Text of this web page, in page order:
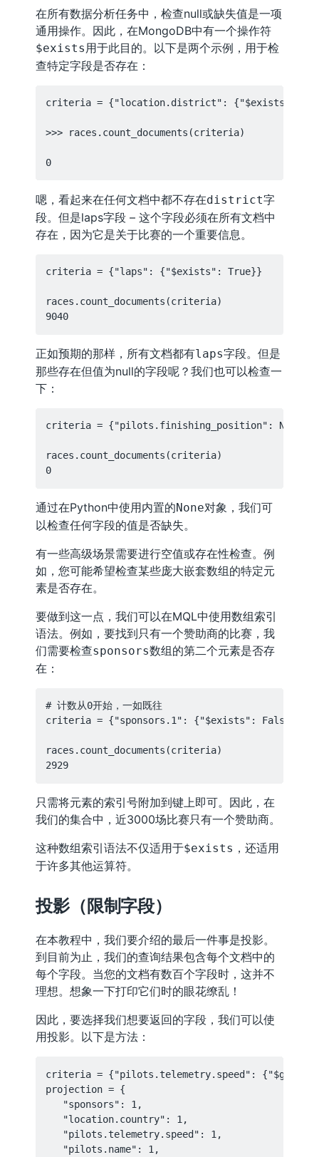
在所有数据分析任务中，检查null或缺失值是一项
通用操作。因此，在MongoDB中有一个操作符
$exists 用于此目的。以下是两个示例，用于检
查特定字段是否存在：
criteria = {"location.district": {"$exists":
>>> races.count_documents(criteria)
嗯，看起来在任何文档中都不存在district字
段。但是laps字段 – 这个字段必须在所有文档中
存在，因为它是关于比赛的一个重要信息。
criteria = {"laps": {"$exists": True}}
races.count_documents(criteria)
正如预期的那样，所有文档都有laps字段。但是
那些存在但值为null的字段呢？我们也可以检查一
下：
criteria = {"pilots.finishing_position": None}
races.count_documents(criteria)
通过在Python中使用内置的None对象，我们可
以检查任何字段的值是否缺失。
有一些高级场景需要进行空值或存在性检查。例
如，您可能希望检查某些庞大嵌套数组的特定元
素是否存在。
要做到这一点，我们可以在MQL中使用数组索引
语法。例如，要找到只有一个赞助商的比赛，我
们需要检查sponsors数组的第二个元素是否存
在：
# 计数从0开始，一如既往
criteria = {"sponsors.1": {"$exists": False}}
races.count_documents(criteria)
只需将元素的索引号附加到键上即可。因此，在
我们的集合中，近3000场比赛只有一个赞助商。
这种数组索引语法不仅适用于$exists ，还适用
于许多其他运算符。
投影（限制字段）
在本教程中，我们要介绍的最后一件事是投影。
到目前为止，我们的查询结果包含每个文档中的
每个字段。当您的文档有数百个字段时，这并不
理想。想象一下打印它们时的眼花缭乱！
因此，要选择我们想要返回的字段，我们可以使
用投影。以下是方法：
criteria = {"pilots.telemetry.speed": {"$gte":
projection = {
   "sponsors": 1,
   "location.country": 1,
   "pilots.telemetry.speed": 1,
   "pilots.name": 1,